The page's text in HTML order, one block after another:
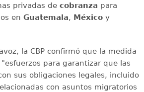
privadas de cobranza para
en Guatemala, Méxicoy
la CBP confirmó que la medida
para garantizar que las
sus obligaciones legales, incluido
con asuntos migratorios